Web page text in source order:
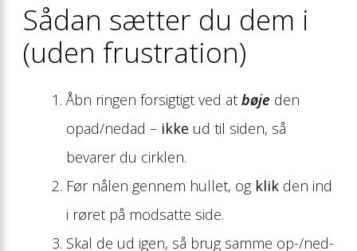
Sådan sætter du dem i
(uden frustration)
Åbn ringen forsigtigt ved at bøje den
opad/nedad – ikke ud til siden, så
bevarer du cirklen.
Før nålen gennem hullet, og klik den ind
i røret på modsatte side.
Skal de ud igen, så brug samme op-/ned-